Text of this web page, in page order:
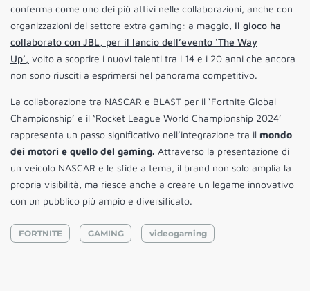
conferma come uno dei più attivi nelle collaborazioni, anche con
organizzazioni del settore extra gaming: a maggio, il gioco ha
collaborato con JBL, per il lancio dell’evento ‘The Way
Up’, volto a scoprire i nuovi talenti tra i 14 e i 20 anni che ancora
non sono riusciti a esprimersi nel panorama competitivo.
La collaborazione tra NASCAR e BLAST per il ‘Fortnite Global
Championship’ e il ‘Rocket League World Championship 2024’
rappresenta un passo significativo nell’integrazione tra il mondo
dei motori e quello del gaming. Attraverso la presentazione di
un veicolo NASCAR e le sfide a tema, il brand non solo amplia la
propria visibilità, ma riesce anche a creare un legame innovativo
con un pubblico più ampio e diversificato.
FORTNITE GAMING videogaming